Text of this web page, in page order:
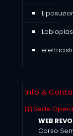
Info &
Sede
WEB
Corso